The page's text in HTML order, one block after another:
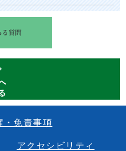
・免責事項
アクセシビリティ